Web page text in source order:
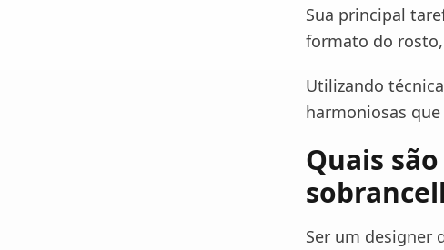
Sua principal
formato do
Utilizando
harmoniosas
Quais
Ser um designer